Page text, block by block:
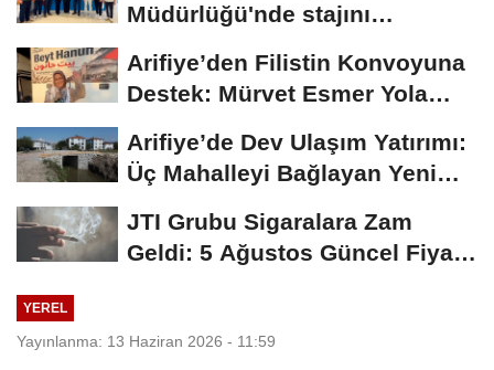
Müdürlüğü'nde stajını
Arifiye’den Filistin Konvoyuna
Destek: Mürvet Esmer Yola
Arifiye’de Dev Ulaşım Yatırımı:
Üç Mahalleyi Bağlayan Yeni
JTI Grubu Sigaralara Zam
Geldi: 5 Ağustos Güncel Fiyat
YEREL
Yayınlanma: 13 Haziran 2026 - 11:59